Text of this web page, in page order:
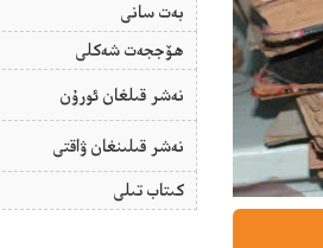
بەت سانى
ھۆججەت شەكلى
نەشر قىلغان ئورۇن
نەشر قىلىنغان ۋاقتى
كىتاب تىلى